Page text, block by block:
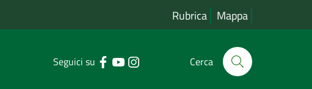
Rubrica Mappa
Seguici su Cerca